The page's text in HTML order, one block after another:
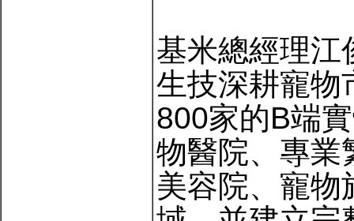
基米總經理江
生技深耕寵物
800家的B端
物醫院、專業
美容院、寵物